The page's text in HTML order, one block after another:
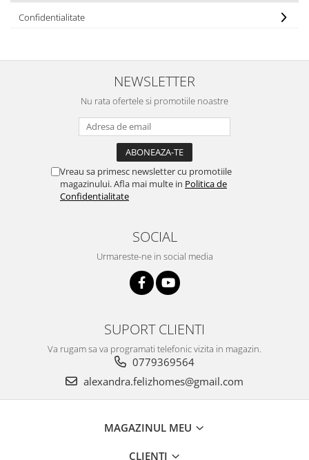
Confidentialitate
NEWSLETTER
Nu rata ofertele si promotiile noastre
Vreau sa primesc newsletter cu promotiile
magazinului. Afla mai multe in Politica de
Confidentialitate
SOCIAL
Urmareste-ne in social media
SUPORT CLIENTI
Va rugam sa va programati telefonic vizita in magazin.
0779369564
alexandra.felizhomes@gmail.com
MAGAZINUL MEU
CLIENTI